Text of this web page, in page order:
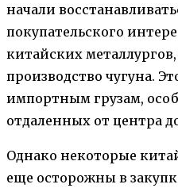
начали
покупательского
китайских
производство чугуна.
импортным грузам,
отдаленных от центра
Однако некоторые
еще осторожны в